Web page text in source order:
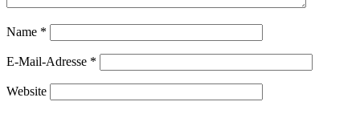
Name *
E-Mail-Adresse *
Website